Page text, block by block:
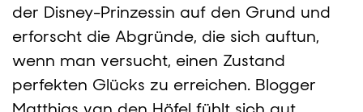
der Disney-Prinzessin auf den Grund und
erforscht die Abgründe, die sich auftun,
wenn man versucht, einen Zustand
perfekten Glücks zu erreichen. Blogger